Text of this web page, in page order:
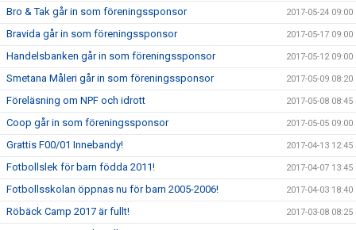
Bro & Tak går in som föreningssponsor 2017-05-24 09:00
Bravida går in som föreningssponsor 2017-05-17 09:00
Handelsbanken går in som föreningssponsor 2017-05-12 09:00
Smetana Måleri går in som föreningssponsor 2017-05-09 08:20
Föreläsning om NPF och idrott 2017-05-08 08:45
Coop går in som föreningssponsor 2017-05-05 09:00
Grattis F00/01 Innebandy! 2017-04-13 12:45
Fotbollslek för barn födda 2011! 2017-04-07 13:45
Fotbollsskolan öppnas nu för barn 2005-2006! 2017-04-03 18:40
Röbäck Camp 2017 är fullt! 2017-03-08 08:25